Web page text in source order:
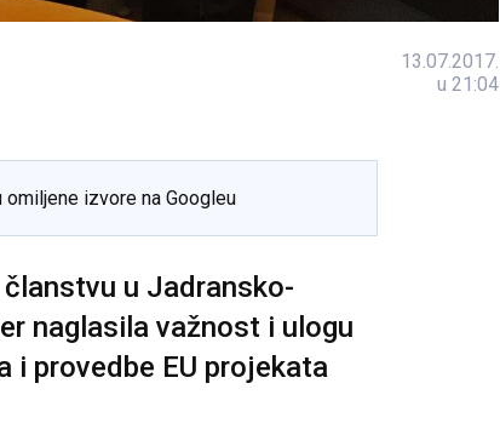
13.07.2017.
u 21:04
izvore na Googleu
u Jadransko-
naglasila važnost i ulogu
i provedbe EU projekata